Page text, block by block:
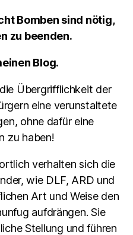
Bomben sind nötig,
zu beenden.
Blog.
Übergrifflichkeit der
eine verunstaltete
ohne dafür eine
zu haben!
verhalten sich die
wie DLF, ARD und
Art und Weise den
aufdrängen. Sie
Stellung und führen